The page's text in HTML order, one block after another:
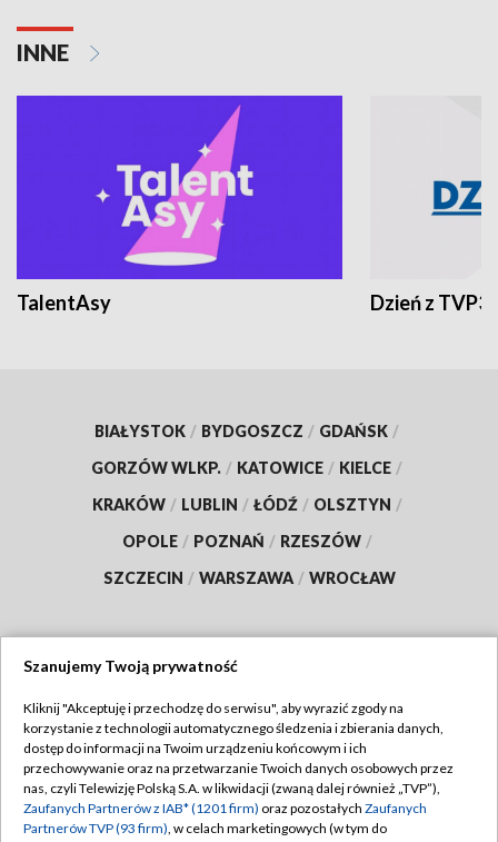
INNE
TalentAsy Dzień z TVP3
BIAŁYSTOK / BYDGOSZCZ / GDAŃSK /
GORZÓW WLKP. / KATOWICE / KIELCE /
KRAKÓW / LUBLIN / ŁÓDŹ / OLSZTYN /
OPOLE / POZNAŃ / RZESZÓW /
SZCZECIN / WARSZAWA / WROCŁAW
TVP
Abonament TVP
Emisja w TVP
Regulamin TVP
Polityka prywatności
Szanujemy Twoją prywatność
Kliknij "Akceptuję i przechodzę do serwisu", aby wyrazić zgody na
korzystanie z technologii automatycznego śledzenia i zbierania danych,
dostęp do informacji na Twoim urządzeniu końcowym i ich
przechowywanie oraz na przetwarzanie Twoich danych osobowych przez
nas, czyli Telewizję Polską S.A. w likwidacji (zwaną dalej również „TVP”),
Zaufanych Partnerów z IAB* (1201 firm) oraz pozostałych Zaufanych
Partnerów TVP (93 firm), w celach marketingowych (w tym do